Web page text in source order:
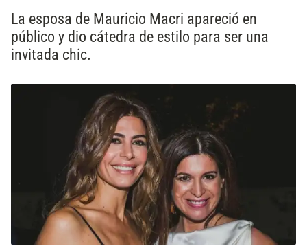
La esposa de Mauricio Macri apareció en
público y dio cátedra de estilo para ser una
invitada chic.